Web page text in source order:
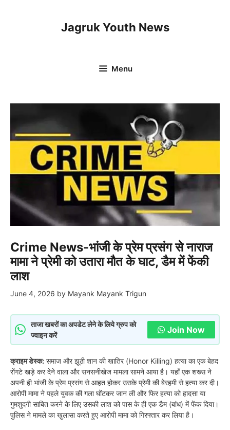
Jagruk Youth News
Menu
Crime News-भांजी के प्रेम प्रसंग से नाराज
मामा ने प्रेमी को उतारा मौत के घाट, डैम में फेंकी
लाश
June 4, 2026 by Mayank Mayank Trigun
ताजा खबरों का अपडेट लेने के लिये ग्रुप को
ज्वाइन करें
Join Now
क्राइम डेस्क: समाज और झूठी शान की खातिर (Honor Killing) हत्या का एक बेहद
रोंगटे खड़े कर देने वाला और सनसनीखेज मामला सामने आया है। यहाँ एक शख्स ने
अपनी ही भांजी के प्रेम प्रसंग से आहत होकर उसके प्रेमी की बेरहमी से हत्या कर दी।
आरोपी मामा ने पहले युवक की गला घोंटकर जान ली और फिर हत्या को हादसा या
गुमशुदगी साबित करने के लिए उसकी लाश को पास के ही एक डैम (बांध) में फेंक दिया।
पुलिस ने मामले का खुलासा करते हुए आरोपी मामा को गिरफ्तार कर लिया है।